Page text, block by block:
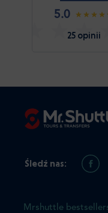
5.0
25 opinii
Mrshuttle
Śledź nas: